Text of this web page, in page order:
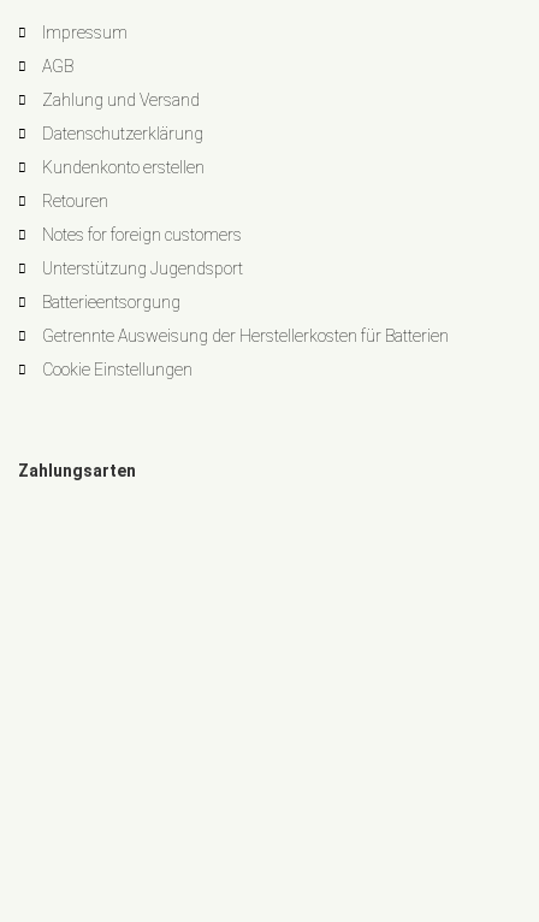
Impressum
AGB
Zahlung und Versand
Datenschutzerklärung
Kundenkonto erstellen
Retouren
Notes for foreign customers
Unterstützung Jugendsport
Batterieentsorgung
Getrennte Ausweisung der Herstellerkosten für Batterien
Cookie Einstellungen
Zahlungsarten